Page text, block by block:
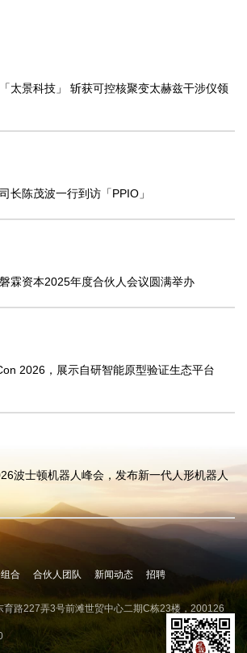
太景科技」 斩获可控核聚变太赫兹干涉仪领
长陈茂波一行到访「PPIO」
霖资本2025年度合伙人会议圆满举办
2026，展示自研智能原型验证生态平台
波士顿机器人峰会，发布新一代人形机器人
合 合伙人团队 新闻动态 招聘
育路227弄3号前滩世贸中心二期C栋23楼，200126